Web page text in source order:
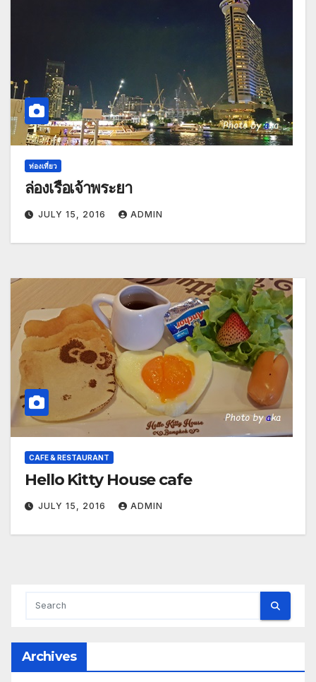
ท่องเที่ยว
ล่องเรือเจ้าพระยา
JULY 15, 2016 ADMIN
CAFE & RESTAURANT
Hello Kitty House cafe
JULY 15, 2016 ADMIN
Archives